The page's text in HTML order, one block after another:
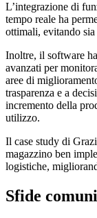
L’integrazione di
tempo reale ha
ottimali, evitando sia
Inoltre, il software
avanzati per
aree di
trasparenza e a
incremento della
utilizzo.
Il case study di
magazzino ben
logistiche,
Sfide